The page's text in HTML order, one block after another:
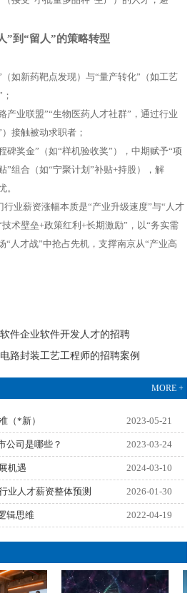
”到“留⼈”的策略转型
（如新药靶点发现）与“量产转化”（如工艺
产业联盟”“生物医药人才社群”，通过行业
接触被动求职者；
碑奖金”（如“样机验收奖”），中期赋予“项
”组合（如“宁聚计划”补贴+持股），解
。
业薪资涨幅本质是“产业升级速度”与“人才
术壁垒+政策红利+长期激励”，以“务实需
“人才战”中抢占先机，支撑南京从“产业高
件企业软件开发人才的招聘
路封装工艺工程师的招聘案例
MORE +
（*新） 2023-05-21
公司是哪些？ 2023-03-24
机遇 2024-03-10
业人才薪资整体预测 2026-01-30
辑思维 2022-04-19